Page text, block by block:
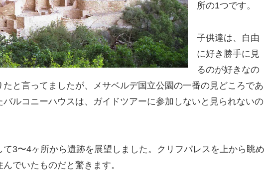
所の1つです。
子供達は、自由
に好き勝手に見
るのが好きなの
と言ってましたが、メサベルデ国立公園の一番の見どころであ
ルコニーハウスは、ガイドツアーに参加しないと見られないの
3〜4ヶ所から遺跡を展望しました。クリフパレスを上から眺め
でいたものだと驚きます。